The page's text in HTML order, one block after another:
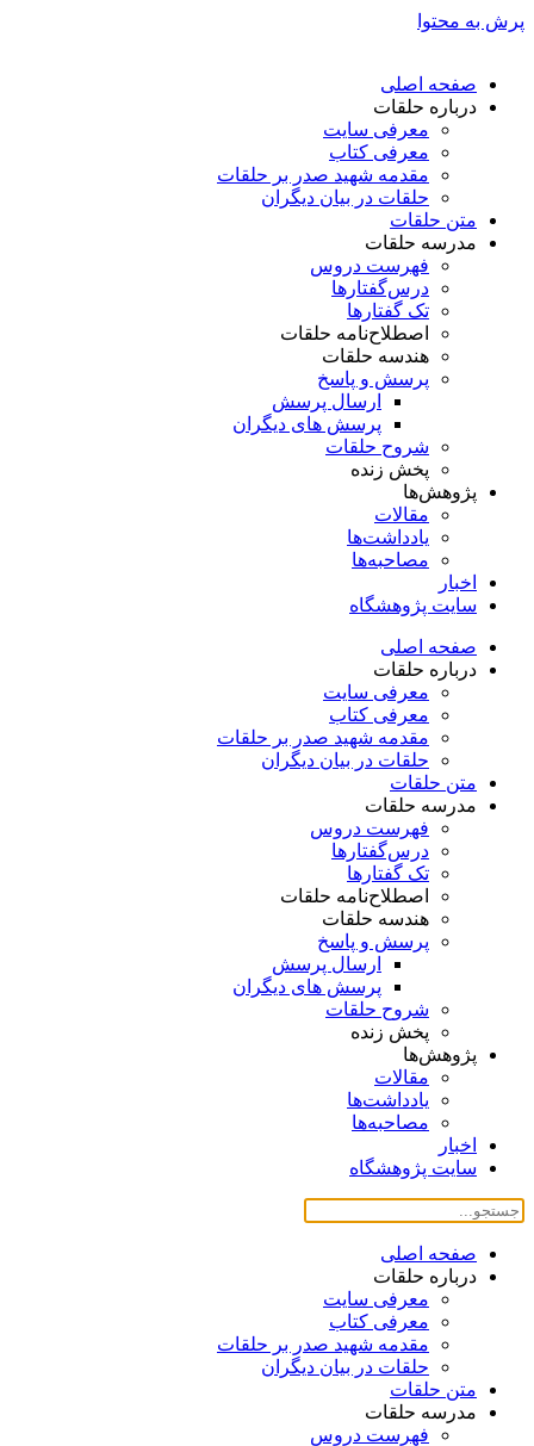
پرش به محتوا
صفحه اصلی
درباره حلقات
معرفی سایت
معرفی کتاب
مقدمه شهید صدر بر حلقات
حلقات در بیان دیگران
متن حلقات
مدرسه حلقات
فهرست دروس
درس‌گفتار‌ها
تک گفتارها
اصطلاح‌نامه حلقات
هندسه حلقات
پرسش و پاسخ
ارسال پرسش
پرسش های دیگران
شروح حلقات
پخش زنده
پژوهش‌ها
مقالات
یادداشت‌ها
مصاحبه‌ها
اخبار
سایت پژوهشگاه
صفحه اصلی
درباره حلقات
معرفی سایت
معرفی کتاب
مقدمه شهید صدر بر حلقات
حلقات در بیان دیگران
متن حلقات
مدرسه حلقات
فهرست دروس
درس‌گفتار‌ها
تک گفتارها
اصطلاح‌نامه حلقات
هندسه حلقات
پرسش و پاسخ
ارسال پرسش
پرسش های دیگران
شروح حلقات
پخش زنده
پژوهش‌ها
مقالات
یادداشت‌ها
مصاحبه‌ها
اخبار
سایت پژوهشگاه
صفحه اصلی
درباره حلقات
معرفی سایت
معرفی کتاب
مقدمه شهید صدر بر حلقات
حلقات در بیان دیگران
متن حلقات
مدرسه حلقات
فهرست دروس